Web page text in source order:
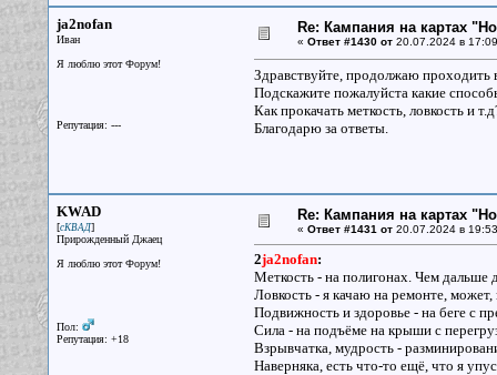
ja2nofan
Иван
Я люблю этот Форум!
Репутация: ---
Re: Кампания на картах
« Ответ #1430 от20.07.2024 в
Здравствуйте, продолжаю проходить
Подскажите пожалуйста какие
Как прокачать меткость, ловкость и
Благодарю за ответы.
KWAD
[сКВАД]
Прирожденный Джаец
Я люблю этот Форум!
Пол:
Репутация: +18
Re: Кампания на картах
« Ответ #1431 от20.07.2024 в
2ja2nofan:
Меткость - на полигонах. Чем дальше
Ловкость - я качаю на ремонте, может,
Подвижность и здоровье - на беге с
Сила - на подъёме на крыши с
Взрывчатка, мудрость -
Наверняка, есть что-то ещё, что я